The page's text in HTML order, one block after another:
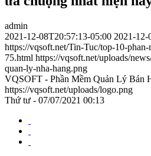
admin
2021-12-08T20:57:13-05:00 2021-12-
https://vqsoft.net/Tin-Tuc/top-10-
75.html https://vqsoft.net/uploads/
quan-ly-nha-hang.png
VQSOFT - Phần Mềm Quản Lý Bán
https://vqsoft.net/uploads/logo.png
Thứ tư - 07/07/2021 00:13